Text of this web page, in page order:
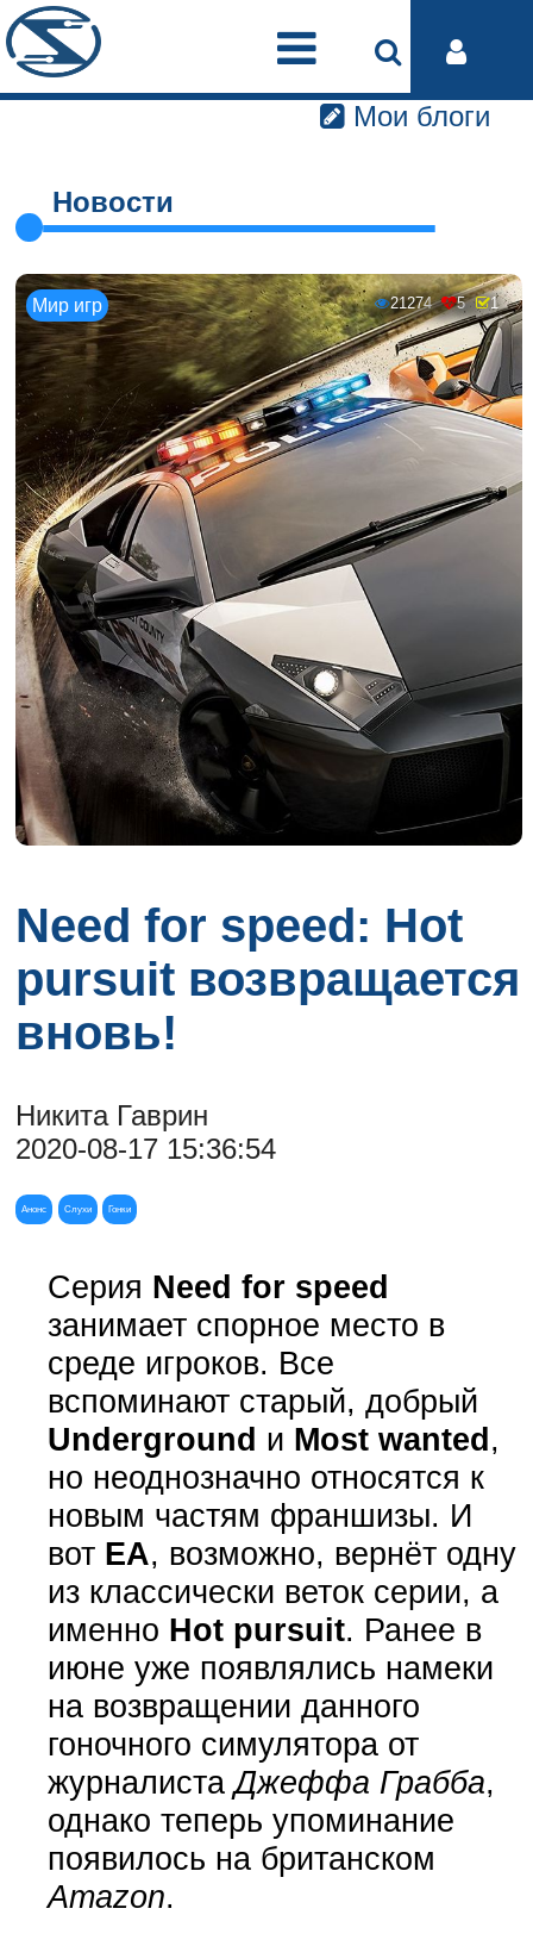
Мои блоги
Новости
Мир игр 21274 5 1
Need for speed: Hot
pursuit возвращается
вновь!
Никита Гаврин
2020-08-17 15:36:54
Анонс Слухи Гонки
Серия Need for speed
занимает спорное место в
среде игроков. Все
вспоминают старый, добрый
Underground и Most wanted,
но неоднозначно относятся к
новым частям франшизы. И
вот EA, возможно, вернёт одну
из классически веток серии, а
именно Hot pursuit. Ранее в
июне уже появлялись намеки
на возвращении данного
гоночного симулятора от
журналистаДжеффа Грабба,
однако теперь упоминание
появилось на британском
Amazon.